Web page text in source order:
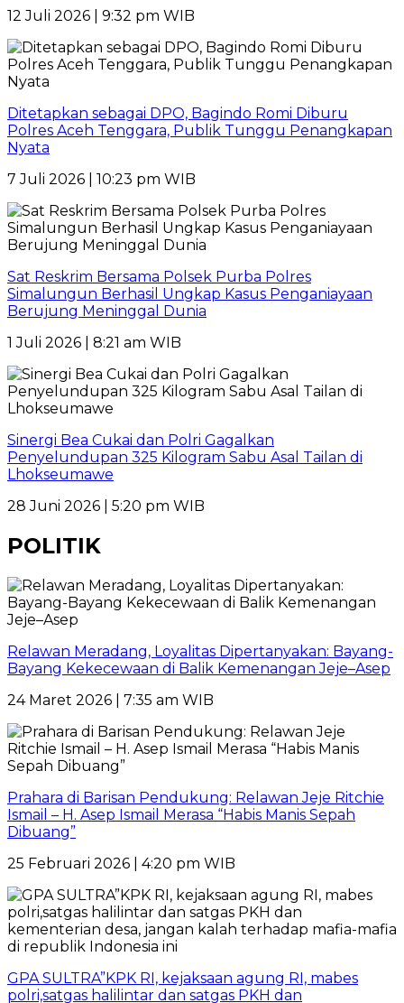
12 Juli 2026 | 9:32 pm WIB
Ditetapkan sebagai DPO, Bagindo Romi Diburu
Polres Aceh Tenggara, Publik Tunggu Penangkapan
Nyata
7 Juli 2026 | 10:23 pm WIB
Sat Reskrim Bersama Polsek Purba Polres
Simalungun Berhasil Ungkap Kasus Penganiayaan
Berujung Meninggal Dunia
1 Juli 2026 | 8:21 am WIB
Sinergi Bea Cukai dan Polri Gagalkan
Penyelundupan 325 Kilogram Sabu Asal Tailan di
Lhokseumawe
28 Juni 2026 | 5:20 pm WIB
POLITIK
Relawan Meradang, Loyalitas Dipertanyakan: Bayang-
Bayang Kekecewaan di Balik Kemenangan Jeje–Asep
24 Maret 2026 | 7:35 am WIB
Prahara di Barisan Pendukung: Relawan Jeje Ritchie
Ismail – H. Asep Ismail Merasa “Habis Manis Sepah
Dibuang”
25 Februari 2026 | 4:20 pm WIB
GPA SULTRA”KPK RI, kejaksaan agung RI, mabes
polri,satgas halilintar dan satgas PKH dan